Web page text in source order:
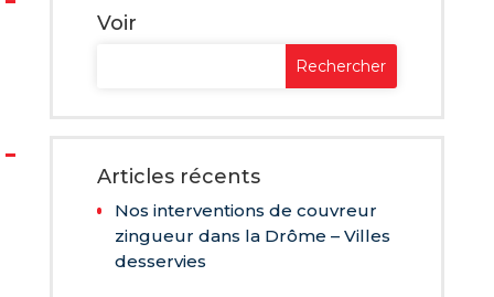
Voir
Articles récents
Nos interventions de couvreur
zingueur dans la Drôme – Villes
desservies